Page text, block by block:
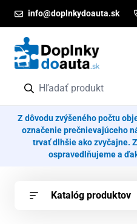
info@doplnkydoauta.sk
Z dôvodu zvýšeného počtu
označenie prečnievajúceho
trvať dlhšie ako zvyčajne.
ospravedlňujeme a
Katalóg produktov